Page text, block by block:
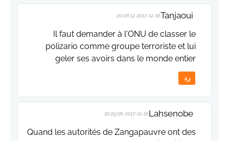
Tanjaoui
2017-12-16 20:08:12
Il faut demander à l'ONU de classer le
polizario comme groupe terroriste et lui
geler ses avoirs dans le monde entier
رد
Lahsenobe
2017-12-16 16:29:06
Quand les autorités de Zangapauvre ont des